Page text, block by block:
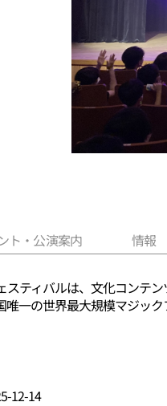
ト・公演案内 情報
スティバルは、文化コンテ
一の世界最大規模マジック
12-14